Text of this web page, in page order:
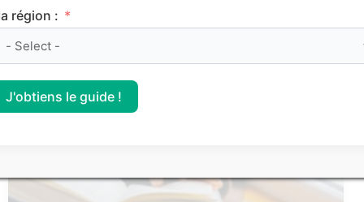
plus consultés
région :
J'obtiens le guide !